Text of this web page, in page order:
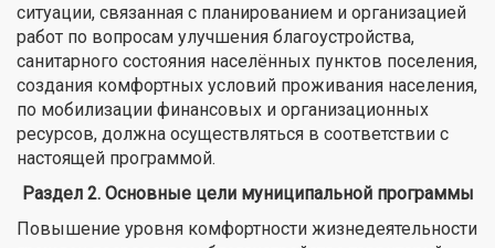
ситуации, связанная с планированием и организацией
работ по вопросам улучшения благоустройства,
санитарного состояния населённых пунктов поселения,
создания комфортных условий проживания населения,
по мобилизации финансовых и организационных
ресурсов, должна осуществляться в соответствии с
настоящей программой.
Раздел 2. Основные цели муниципальной программы
Повышение уровня комфортности жизнедеятельности